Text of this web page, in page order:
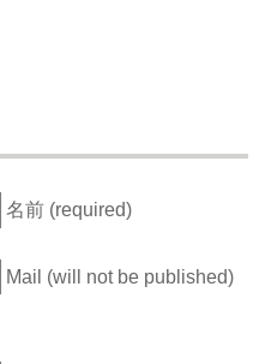
名前 (required)
Mail (will not be published)